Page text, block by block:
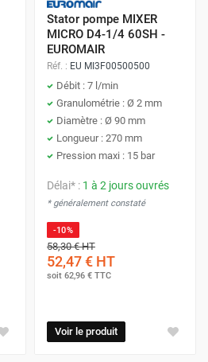
Stator pompe MIXER
MICRO D4-1/4 60SH -
EUROMAIR
Réf. : EU MI3F00500500
Débit : 7 l/min
Granulométrie : Ø 2 mm
Diamètre : Ø 90 mm
Longueur : 270 mm
Pression maxi : 15 bar
Délai* : 1 à 2 jours ouvrés
* généralement constaté
-10%
58,30 €HT
52,47 € HT
soit 62,96 € TTC
Voir le produit